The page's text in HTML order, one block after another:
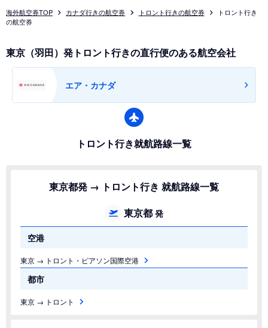
海外航空券TOP カナダ行きの航空券 トロント行きの航空券
トロント行き
の航空券
東京（羽田）発トロント行きの直行便のある航空会社
エア・カナダ
トロント行き就航路線一覧
東京都発 → トロント行き 就航路線一覧
東京都 発
空港
東京 → トロント・ピアソン国際空港
都市
東京 → トロント